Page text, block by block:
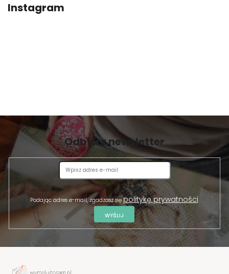
Instagram
Odbierz newsletter
Podając adres e-mail, zgadzasz siępolitykę prywatności.
WYŚLIJ